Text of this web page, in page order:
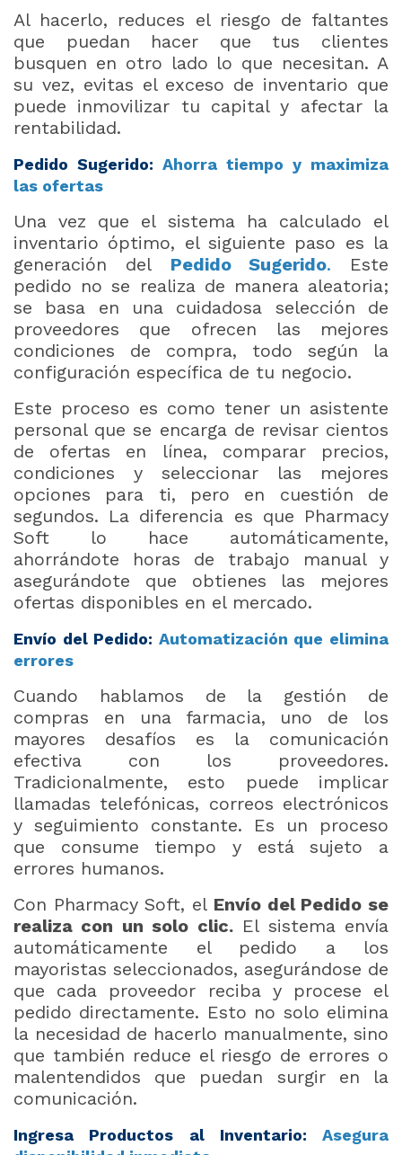
Al hacerlo, reduces el riesgo de faltantes
que puedan hacer que tus clientes
busquen en otro lado lo que necesitan. A
su vez, evitas el exceso de inventario que
puede inmovilizar tu capital y afectar la
rentabilidad.
Pedido Sugerido: Ahorra tiempo y maximiza
las ofertas
Una vez que el sistema ha calculado el
inventario óptimo, el siguiente paso es la
generación del Pedido Sugerido. Este
pedido no se realiza de manera aleatoria;
se basa en una cuidadosa selección de
proveedores que ofrecen las mejores
condiciones de compra, todo según la
configuración específica de tu negocio.
Este proceso es como tener un asistente
personal que se encarga de revisar cientos
de ofertas en línea, comparar precios,
condiciones y seleccionar las mejores
opciones para ti, pero en cuestión de
segundos. La diferencia es que Pharmacy
Soft lo hace automáticamente,
ahorrándote horas de trabajo manual y
asegurándote que obtienes las mejores
ofertas disponibles en el mercado.
Envío del Pedido: Automatización que elimina
errores
Cuando hablamos de la gestión de
compras en una farmacia, uno de los
mayores desafíos es la comunicación
efectiva con los proveedores.
Tradicionalmente, esto puede implicar
llamadas telefónicas, correos electrónicos
y seguimiento constante. Es un proceso
que consume tiempo y está sujeto a
errores humanos.
Con Pharmacy Soft, el Envío del Pedido se
realiza con un solo clic.El sistema envía
automáticamente el pedido a los
mayoristas seleccionados, asegurándose de
que cada proveedor reciba y procese el
pedido directamente. Esto no solo elimina
la necesidad de hacerlo manualmente, sino
que también reduce el riesgo de errores o
malentendidos que puedan surgir en la
comunicación.
Ingresa Productos al Inventario: Asegura